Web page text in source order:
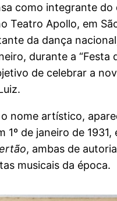
como integrante do
Teatro Apollo, em
da dança
durante a “Festa
de celebrar a
nome artístico,
de janeiro de
, ambas de
musicais da época.